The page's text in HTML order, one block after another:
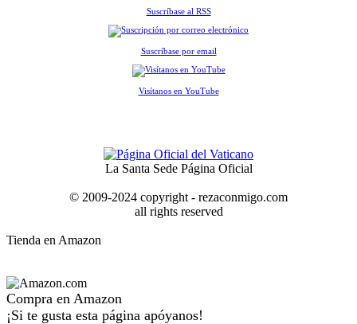
Suscríbase al RSS
Suscríbase por email
Visítanos en YouTube
La Santa Sede Página Oficial
© 2009-2024 copyright - rezaconmigo.com
all rights reserved
Tienda en Amazon
Compra en Amazon
¡Si te gusta esta página apóyanos!